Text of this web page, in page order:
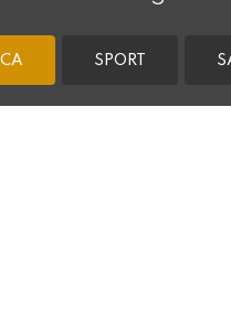
SPORT